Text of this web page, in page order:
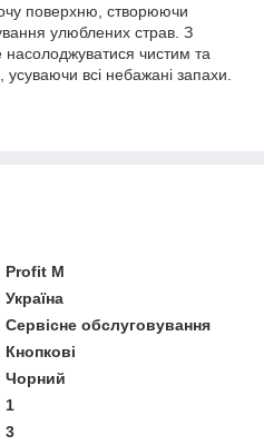
поверхню, створюючи
улюблених страв. З
чистим та
усуваючи всі небажані запахи.
Profit M
Україна
Сервісне обслуговування
Кнопкові
Чорний
1
3